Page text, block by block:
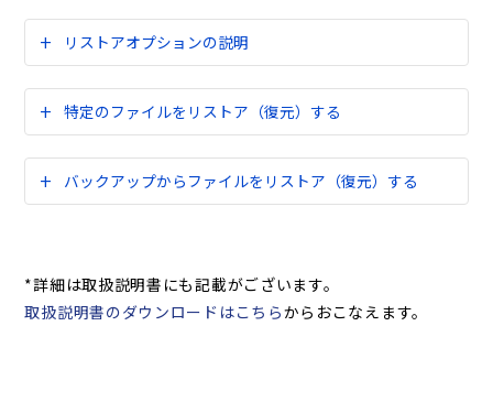
リストアオプションの説明
特定のファイルをリストア（復元）する
バックアップからファイルをリストア（復元）する
*詳細は取扱説明書にも記載がございます。
取扱説明書のダウンロードはこちらからおこなえます。